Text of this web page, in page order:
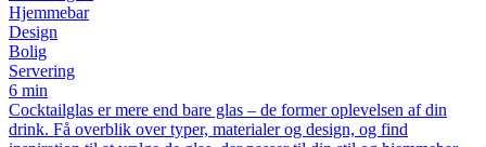
Hjemmebar
Design
Bolig
Servering
6 min
Cocktailglas er mere end bare glas – de former oplevelsen af din
drink. Få overblik over typer, materialer og design, og find